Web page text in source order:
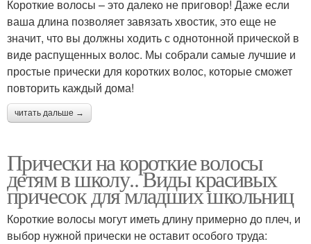
Короткие волосы – это далеко не приговор! Даже если
ваша длина позволяет завязать хвостик, это еще не
значит, что вы должны ходить с однотонной прической в
виде распущенных волос. Мы собрали самые лучшие и
простые прически для коротких волос, которые сможет
повторить каждый дома!
читать дальше →
Прически на короткие волосы
детям в школу.. Виды красивых
причесок для младших школьниц
Короткие волосы могут иметь длину примерно до плеч, и
выбор нужной прически не оставит особого труда: